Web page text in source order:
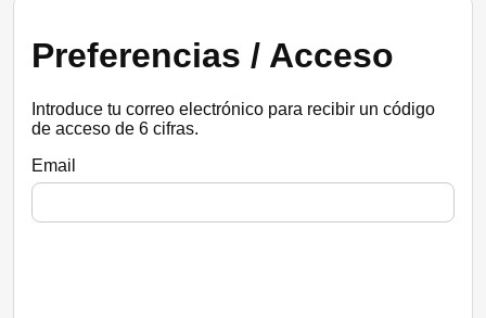
Preferencias / Acceso
Introduce tu correo electrónico para recibir un código
de acceso de 6 cifras.
Email